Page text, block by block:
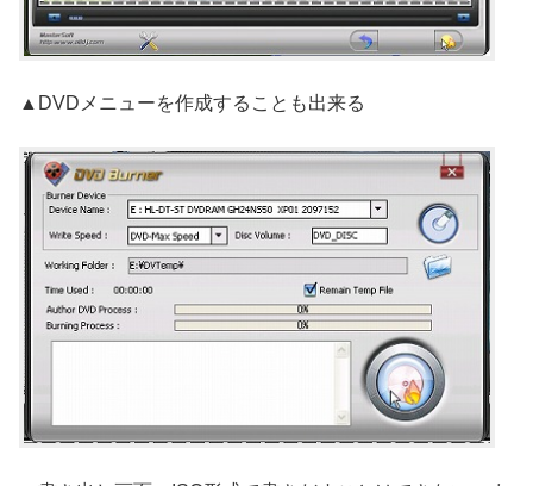
▲DVDメニューを作成することも出来る